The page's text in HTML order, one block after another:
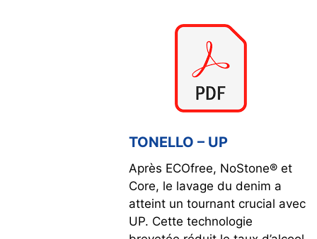
TONELLO – UP
Après ECOfree, NoStone® et
Core, le lavage du denim a
atteint un tournant crucial avec
UP. Cette technologie